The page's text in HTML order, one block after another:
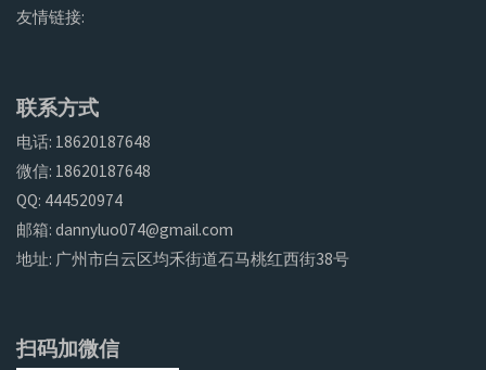
友情链接:
联系方式
电话: 18620187648
微信: 18620187648
QQ: 444520974
邮箱: dannyluo074@gmail.com
地址: 广州市白云区均禾街道石马桃红西街38号
扫码加微信